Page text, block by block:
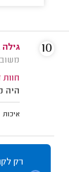
משוב: 29/06/
היה
איכות
10
רק